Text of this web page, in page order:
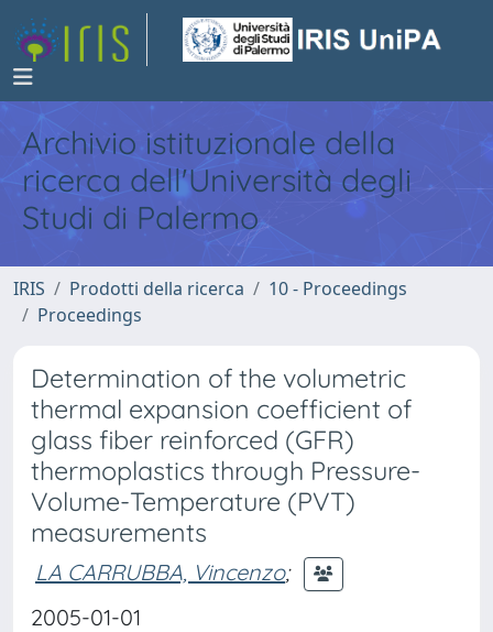
Archivio istituzionale della
ricerca dell'Università degli
Studi di Palermo
IRIS Prodotti della ricerca
10 - Proceedings
Proceedings
Determination of the volumetric
thermal expansion coefficient of
glass fiber reinforced (GFR)
thermoplastics through Pressure-
Volume-Temperature (PVT)
measurements
LA CARRUBBA, Vincenzo;
2005-01-01